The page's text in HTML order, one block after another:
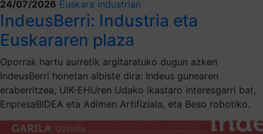
24/07/2026 Euskara industrian
IndeusBerri: Industria eta
Euskararen plaza
Oporrak hartu aurretik argitaratuko dugun azken
IndeusBerri honetan albiste dira: Indeus gunearen
eraberritzea, UIK-EHUren Udako ikastaro interesgarri bat,
EnpresaBIDEA eta Adimen Artifiziala, eta Beso robotiko.